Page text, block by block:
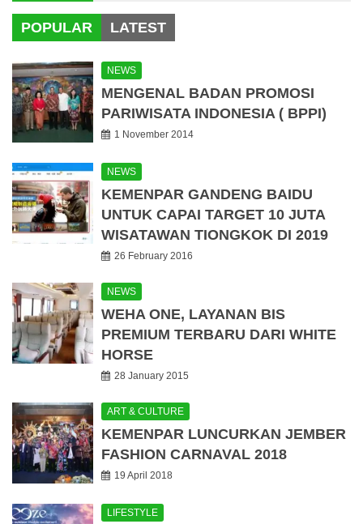
POPULAR LATEST
NEWS
MENGENAL BADAN PROMOSI
PARIWISATA INDONESIA ( BPPI)
1 November 2014
NEWS
KEMENPAR GANDENG BAIDU
UNTUK CAPAI TARGET 10 JUTA
WISATAWAN TIONGKOK DI 2019
26 February 2016
NEWS
WEHA ONE, LAYANAN BIS
PREMIUM TERBARU DARI WHITE
HORSE
28 January 2015
ART & CULTURE
KEMENPAR LUNCURKAN JEMBER
FASHION CARNAVAL 2018
19 April 2018
LIFESTYLE